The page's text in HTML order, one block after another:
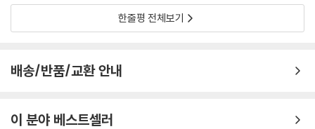
한줄평 전체보기
배송/반품/교환 안내
이 분야 베스트셀러